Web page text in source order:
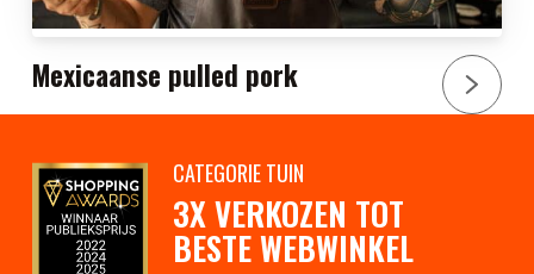
Mexicaanse pulled pork
CATEGORIE TUIN
3X VERKOZEN TOT
BESTE WEBWINKEL